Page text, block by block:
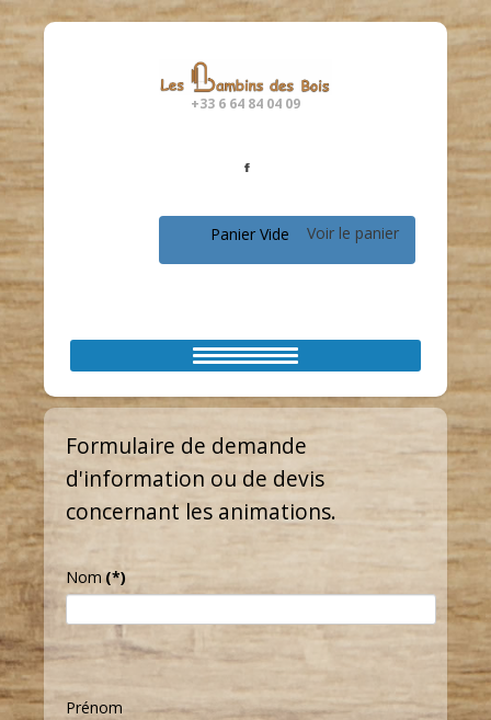
+33 6 64 84 04 09
Panier Vide Voir le panier
Formulaire de demande
d'information ou de devis
concernant les animations.
Nom (*)
Prénom